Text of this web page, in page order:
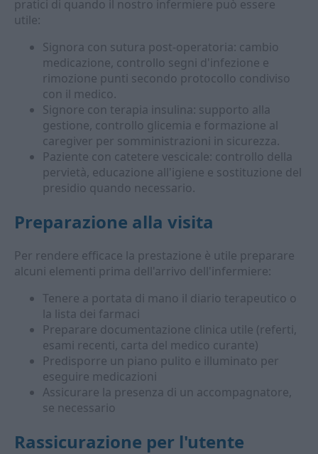
pratici di quando il nostro infermiere può essere
utile:
Signora con sutura post-operatoria: cambio
medicazione, controllo segni d'infezione e
rimozione punti secondo protocollo condiviso
con il medico.
Signore con terapia insulina: supporto alla
gestione, controllo glicemia e formazione al
caregiver per somministrazioni in sicurezza.
Paziente con catetere vescicale: controllo della
pervietà, educazione all'igiene e sostituzione del
presidio quando necessario.
Preparazione alla visita
Per rendere efficace la prestazione è utile preparare
alcuni elementi prima dell'arrivo dell'infermiere:
Tenere a portata di mano il diario terapeutico o
la lista dei farmaci
Preparare documentazione clinica utile (referti,
esami recenti, carta del medico curante)
Predisporre un piano pulito e illuminato per
eseguire medicazioni
Assicurare la presenza di un accompagnatore,
se necessario
Rassicurazione per l'utente